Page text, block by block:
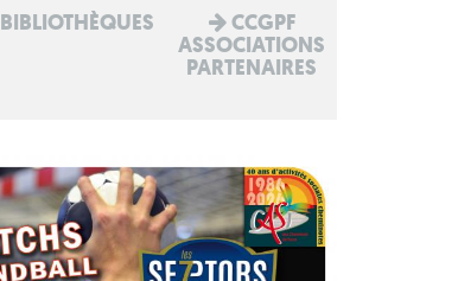
BIBLIOTHÈQUES CCGPF
ASSOCIATIONS
PARTENAIRES